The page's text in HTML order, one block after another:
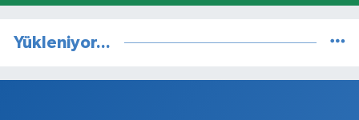
Yükleniyor...